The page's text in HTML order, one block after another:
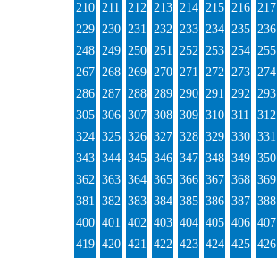
210 211 212 213 214 215 216 217
229 230 231 232 233 234 235 236
248 249 250 251 252 253 254 255
267 268 269 270 271 272 273 274
286 287 288 289 290 291 292 293
305 306 307 308 309 310 311 312
324 325 326 327 328 329 330 331
343 344 345 346 347 348 349 350
362 363 364 365 366 367 368 369
381 382 383 384 385 386 387 388
400 401 402 403 404 405 406 407
419 420 421 422 423 424 425 426